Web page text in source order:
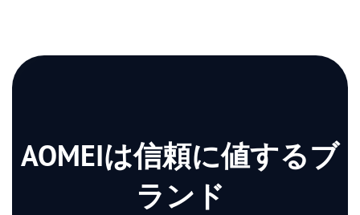
AOMEIは信頼に値するブ
ランド